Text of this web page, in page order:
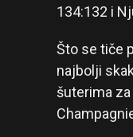
134:132 i
Što se tiče
najbolji
šuterima